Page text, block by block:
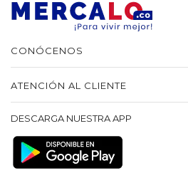
CONÓCENOS
ATENCIÓN AL CLIENTE
DESCARGA NUESTRA APP